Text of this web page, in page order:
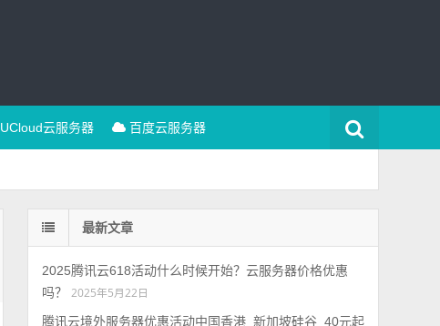
UCloud云服务器 百度云服务器
最新文章
2025腾讯云618活动什么时候开始？云服务器价格优惠
吗？
2025年5月22日
腾讯云境外服务器优惠活动中国香港_新加坡硅谷_40元起